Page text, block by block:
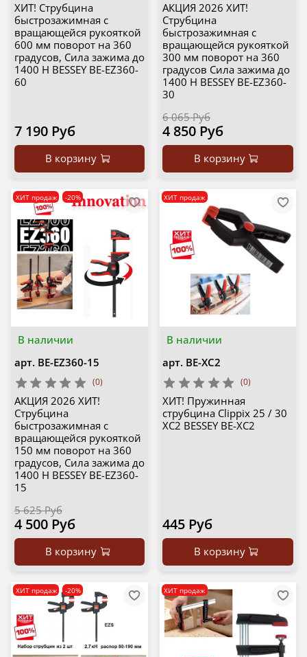
ХИТ! Струбцина
быстрозажимная с
вращающейся рукояткой
600 мм поворот на 360
градусов, Сила зажима до
1400 Н BESSEY BE-EZ360-
60
7 190 Руб
В корзину
АКЦИЯ 2026 ХИТ!
Струбцина
быстрозажимная с
вращающейся рукояткой
300 мм поворот на 360
градусов Сила зажима до
1400 Н BESSEY BE-EZ360-
30
6 065 Руб
4 850 Руб
В корзину
В наличии
ХИТ продаж -20%
арт. BE-EZ360-15
(0)
АКЦИЯ 2026 ХИТ!
Струбцина
быстрозажимная с
вращающейся рукояткой
150 мм поворот на 360
градусов, Сила зажима до
1400 Н BESSEY BE-EZ360-
15
5 625 Руб
4 500 Руб
В корзину
В наличии
ХИТ продаж
арт. BE-XC2
(0)
ХИТ! Пружинная
струбцина Clippix 25 / 30
XC2 BESSEY BE-XC2
445 Руб
В корзину
ХИТ продаж -20% ХИТ продаж